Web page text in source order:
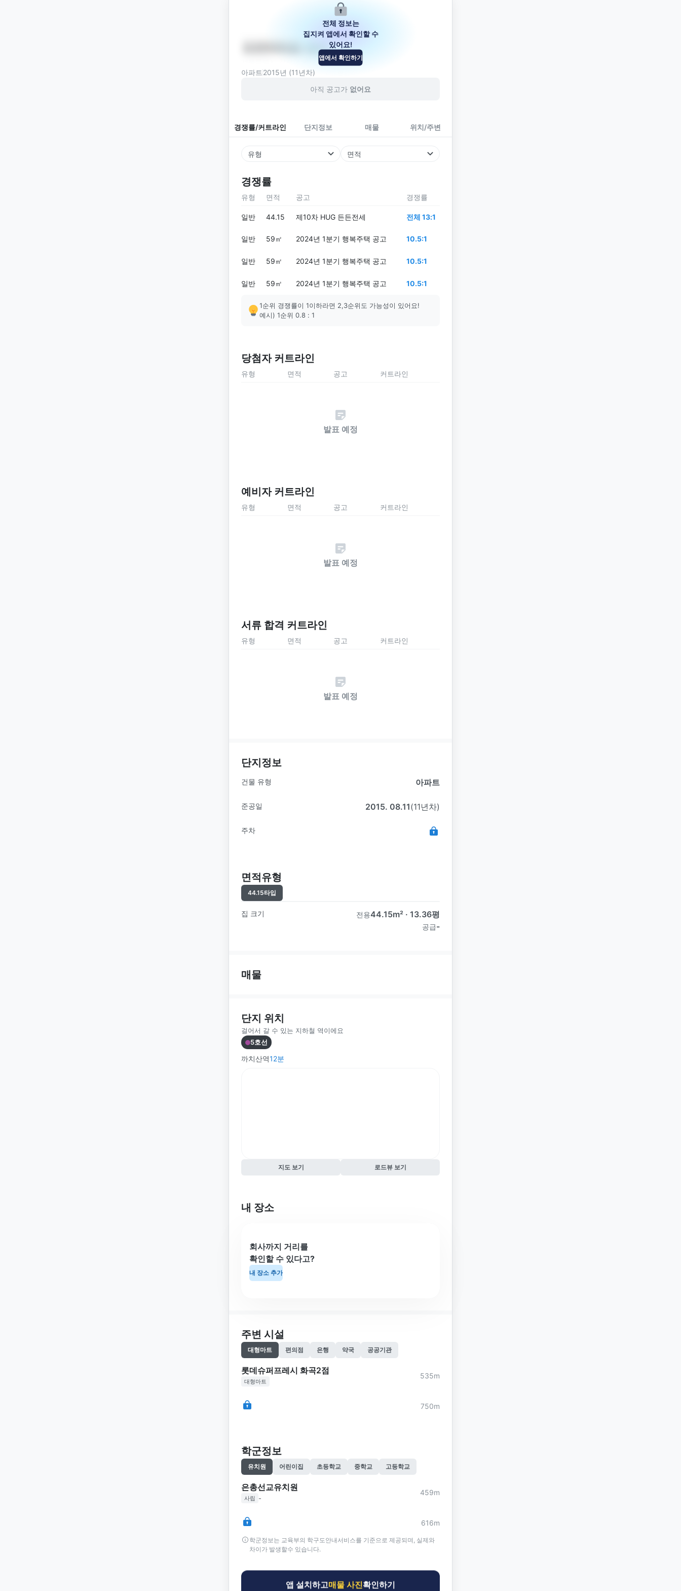
드리미타운 제에
서울특별시 강서구 곰달래로35길 95
아파트 2015년 (11년차)
아직 공고가 없어요
경쟁률/커트라인 단지정보 매물 위치/주변
유형 면적
경쟁률
전체 정보는
집지켜 앱에서 확인할 수
있어요!
앱에서 확인하기
유형 면적 공고 경쟁률
일반 44.15 제10차 HUG 든든전세 전체 13:1
일반 59㎡ 2024년 1분기 행복주택 공고 10.5:1
일반 59㎡ 2024년 1분기 행복주택 공고 10.5:1
일반 59㎡ 2024년 1분기 행복주택 공고 10.5:1
1순위 경쟁률이 1이하라면 2,3순위도 가능성이 있어요!
예시) 1순위 0.8 : 1
당첨자 커트라인
유형 면적 공고 커트라인
발표 예정
예비자 커트라인
유형 면적 공고 커트라인
발표 예정
서류 합격 커트라인
유형 면적 공고 커트라인
발표 예정
단지정보
건물 유형 아파트
준공일 2015. 08.11(11년차)
주차
면적유형
44.15타입
집 크기 전용44.15m² · 13.36평
공급-
매물
단지 위치
걸어서 갈 수 있는 지하철 역이에요
5호선
까치산역12분
지도 보기 로드뷰 보기
내 장소
회사까지 거리를
확인할 수 있다고?
내 장소 추가
주변 시설
대형마트 편의점 은행 약국 공공기관
롯데슈퍼프레시 화곡2점
대형마트
535m
750m
학군정보
유치원 어린이집 초등학교 중학교 고등학교
은총선교유치원
사립 -
459m
616m
학군정보는 교육부의 학구도안내서비스를 기준으로 제공되며, 실제와
차이가 발생할수 있습니다.
앱 설치하고매물 사진확인하기